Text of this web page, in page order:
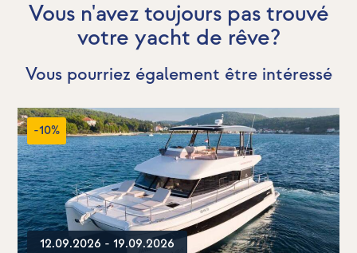
Vous n'avez toujours pas trouvé
votre yacht de rêve?
Vous pourriez également être intéressé
-10%
12.09.2026 - 19.09.2026